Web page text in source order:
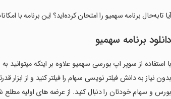
آیا تابه‌حال برنامه سهمیو را امتحان کرده‌اید؟ این برنامه با
دانلود برنامه سهمیو
با استفاده از سوپر اپ بورسی سهمیو علاوه بر اینکه میتوانید
بدون نیاز به دانش فیلتر نویسی سهام را فیلتر کنید و از ابزار
بورس و سهام خودتان را دنبال کنید. از عرضه های اولیه مطلع